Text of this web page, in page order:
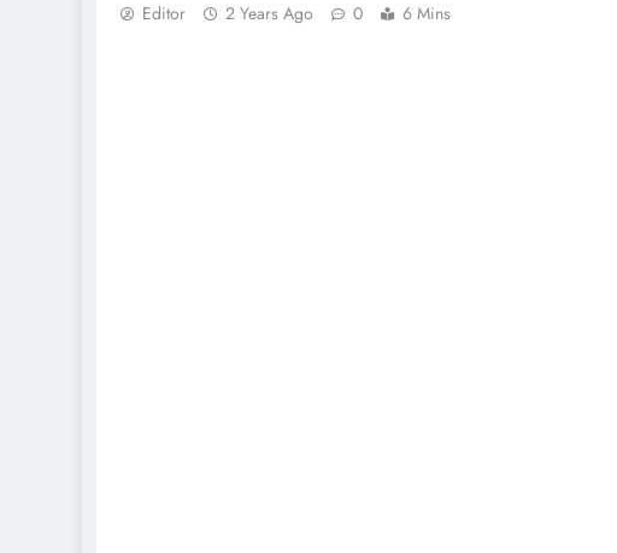
Editor 2 Years Ago 0 6 Mins